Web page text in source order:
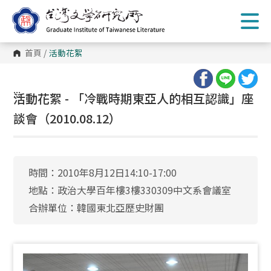
到
主
內
容 首頁 / 活動花絮
:::
活動花絮 - 「冷戰時期東亞人的相互認識」座
談會（2010.08.12）
時間：2010年8月12日14:10-17:00
地點：政治大學百年樓3樓330309中文系會議室
合辦單位：韓國東北亞歷史財團